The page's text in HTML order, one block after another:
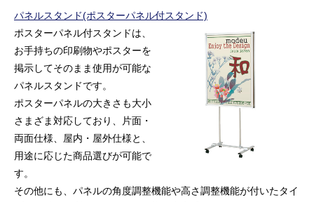
パネルスタンド(ポスターパネル付スタンド)
ポスターパネル付スタンドは、
お手持ちの印刷物やポスターを
掲示してそのまま使用が可能な
パネルスタンドです。
ポスターパネルの大きさも大小
さまざま対応しており、片面・
両面仕様、屋内・屋外仕様と、
用途に応じた商品選びが可能で
す。
その他にも、パネルの角度調整機能や高さ調整機能が付いたタイ